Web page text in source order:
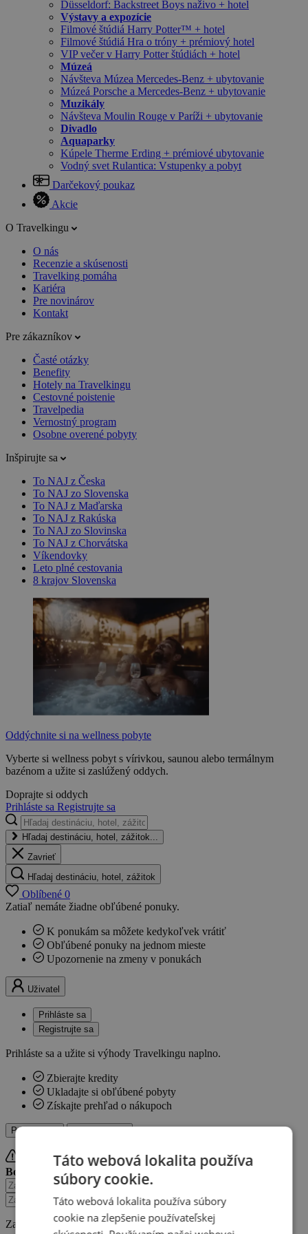
Düsseldorf: Backstreet Boys naživo + hotel
Výstavy a expozície
Filmové štúdiá Harry Potter™ + hotel
Filmové štúdiá Hra o tróny + prémiový hotel
VIP večer v Harry Potter štúdiách + hotel
Múzeá
Návšteva Múzea Mercedes-Benz + ubytovanie
Múzeá Porsche a Mercedes-Benz + ubytovanie
Muzikály
Návšteva Moulin Rouge v Paríži + ubytovanie
Divadlo
Aquaparky
Kúpele Therme Erding + prémiové ubytovanie
Vodný svet Rulantica: Vstupenky a pobyt
Darčekový poukaz
Akcie
O Travelkingu
O nás
Recenzie a skúsenosti
Travelking pomáha
Kariéra
Pre novinárov
Kontakt
Pre zákazníkov
Časté otázky
Benefity
Hotely na Travelkingu
Cestovné poistenie
Travelpedia
Vernostný program
Osobne overené pobyty
Inšpirujte sa
To NAJ z Česka
To NAJ zo Slovenska
To NAJ z Maďarska
To NAJ z Rakúska
To NAJ zo Slovinska
To NAJ z Chorvátska
Víkendovky
Leto plné cestovania
8 krajov Slovenska
Oddýchnite si na wellness pobyte
Vyberte si wellness pobyt s vírivkou, saunou alebo termálnym
bazénom a užite si zaslúžený oddych.
Doprajte si oddych
Prihláste sa Registrujte sa
Hľadaj destináciu, hotel, zážitok...
Zavrieť
Hľadaj destináciu, hotel, zážitok
Oblíbené 0
Zatiaľ nemáte žiadne obľúbené ponuky.
K ponukám sa môžete kedykoľvek vrátiť
Obľúbené ponuky na jednom mieste
Upozornenie na zmeny v ponukách
Uživatel
Prihláste sa
Registrujte sa
Prihláste sa a užite si výhody Travelkingu naplno.
Zbierajte kredity
Ukladajte si obľúbené pobyty
Získajte prehľad o nákupoch
Prihláste sa
Bohužiaľ, tieto údaje nie sú správne. Zabudli ste heslo?
Zabudli ste heslo? Získajte nové!
Táto webová lokalita používa
súbory cookie.
Táto webová lokalita používa súbory
cookie na zlepšenie používateľskej